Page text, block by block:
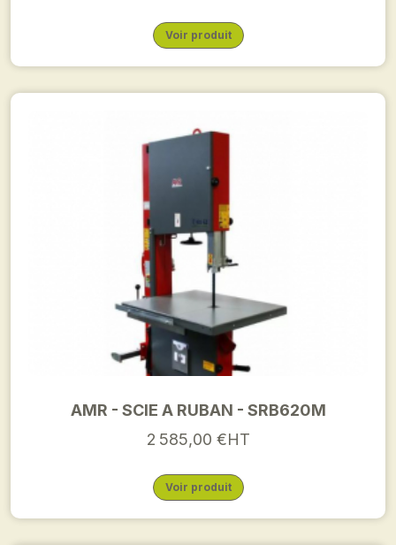
Voir produit
AMR - SCIE A RUBAN - SRB620M
2 585,00 €HT
Voir produit